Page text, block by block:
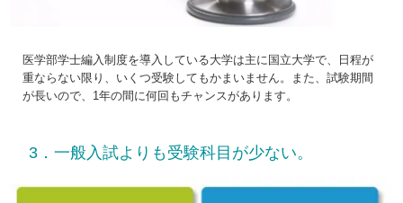
医学部学士編入制度を導入している大学は主に国立大学で、日程が
重ならない限り、いくつ受験してもかまいません。また、試験期間
が長いので、1年の間に何回もチャンスがあります。
3．一般入試よりも受験科目が少ない。